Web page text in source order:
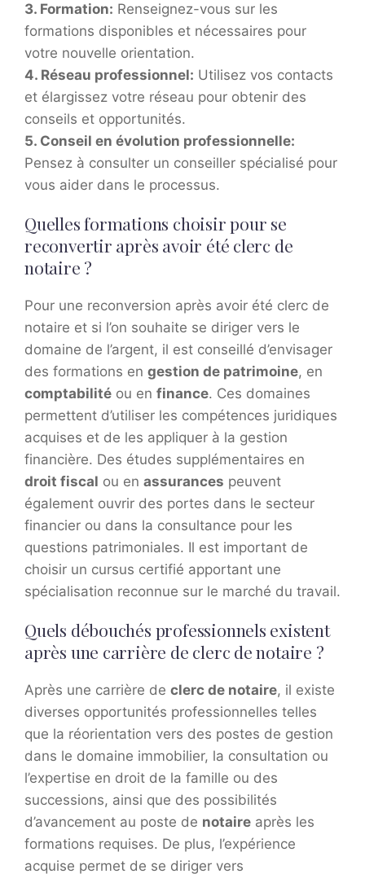
3. Formation: Renseignez-vous sur les
formations disponibles et nécessaires pour
votre nouvelle orientation.
4. Réseau professionnel: Utilisez vos contacts
et élargissez votre réseau pour obtenir des
conseils et opportunités.
5. Conseil en évolution professionnelle:
Pensez à consulter un conseiller spécialisé pour
vous aider dans le processus.
Quelles formations choisir pour se
reconvertir après avoir été clerc de
notaire ?
Pour une reconversion après avoir été clerc de
notaire et si l’on souhaite se diriger vers le
domaine de l’argent, il est conseillé d’envisager
des formations en gestion de patrimoine, en
comptabilité ou en finance. Ces domaines
permettent d’utiliser les compétences juridiques
acquises et de les appliquer à la gestion
financière. Des études supplémentaires en
droit fiscal ou en assurances peuvent
également ouvrir des portes dans le secteur
financier ou dans la consultance pour les
questions patrimoniales. Il est important de
choisir un cursus certifié apportant une
spécialisation reconnue sur le marché du travail.
Quels débouchés professionnels existent
après une carrière de clerc de notaire ?
Après une carrière de clerc de notaire, il existe
diverses opportunités professionnelles telles
que la réorientation vers des postes de gestion
dans le domaine immobilier, la consultation ou
l’expertise en droit de la famille ou des
successions, ainsi que des possibilités
d’avancement au poste de notaire après les
formations requises. De plus, l’expérience
acquise permet de se diriger vers